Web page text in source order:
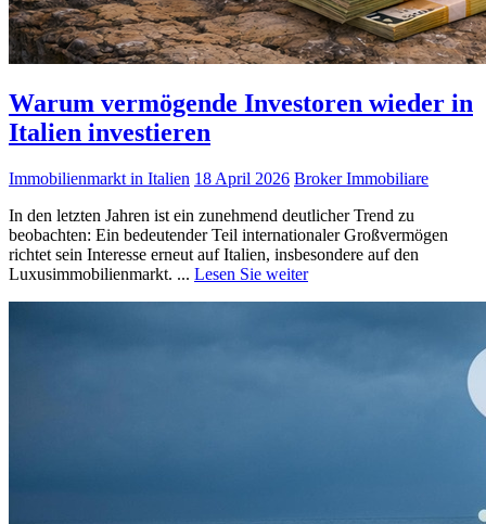
Warum vermögende Investoren wieder in
Italien investieren
Immobilienmarkt in Italien 18 April 2026 Broker Immobiliare
In den letzten Jahren ist ein zunehmend deutlicher Trend zu
beobachten: Ein bedeutender Teil internationaler Großvermögen
richtet sein Interesse erneut auf Italien, insbesondere auf den
Luxusimmobilienmarkt. ... Lesen Sie weiter